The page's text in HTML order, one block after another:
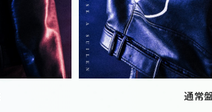
通常